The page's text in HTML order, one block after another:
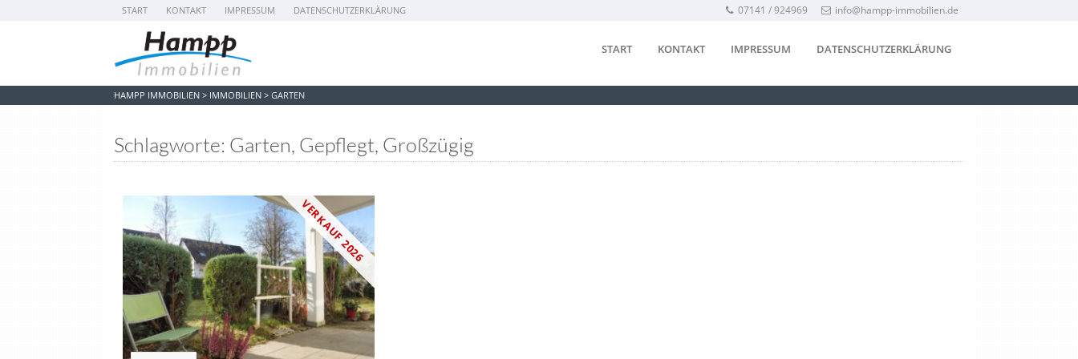
START KONTAKT IMPRESSUM DATENSCHUTZERKLÄRUNG 07141 / 924969 info@hampp-immobilien.de
START KONTAKT IMPRESSUM DATENSCHUTZERKLÄRUNG
HAMPP IMMOBILIEN > IMMOBILIEN > GARTEN
Schlagworte: Garten, Gepflegt, Großzügig
VERKAUF 2026